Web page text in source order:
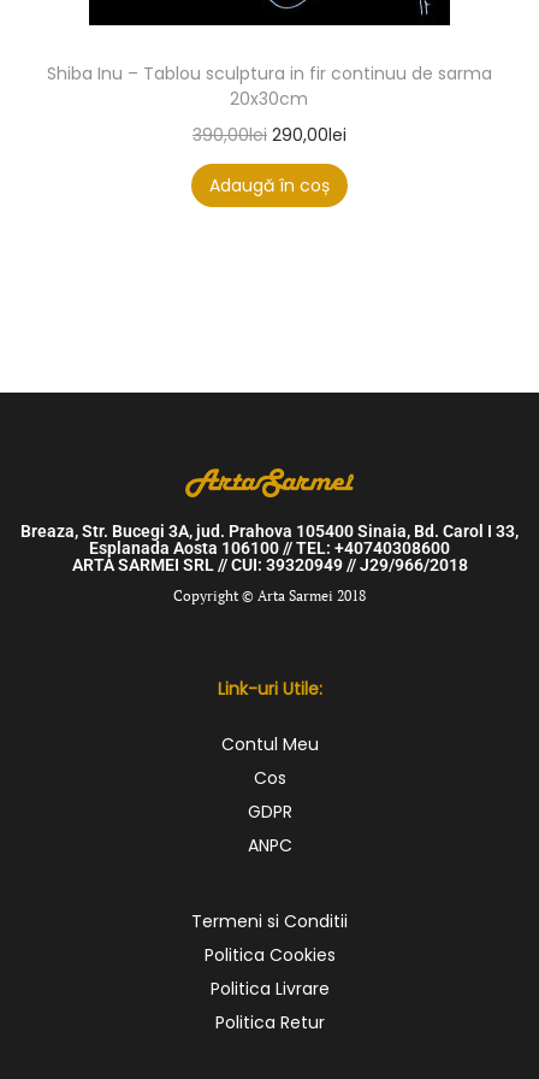
Shiba Inu – Tablou sculptura in fir continuu de sarma
20x30cm
390,00lei 290,00lei
Adaugă în coș
Breaza, Str. Bucegi 3A, jud. Prahova 105400 Sinaia, Bd. Carol I 33,
Esplanada Aosta 106100 // TEL: +40740308600
ARTA SARMEI SRL // CUI: 39320949 // J29/966/2018
Copyright © Arta Sarmei 2018
Link-uri Utile:
Contul Meu
Cos
GDPR
ANPC
Termeni si Conditii
Politica Cookies
Politica Livrare
Politica Retur